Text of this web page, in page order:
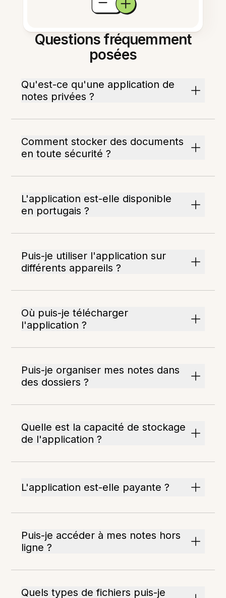
Questions fréquemment
posées
Qu'est-ce qu'une application de
notes privées ?
Comment stocker des documents
en toute sécurité ?
L'application est-elle disponible
en portugais ?
Puis-je utiliser l'application sur
différents appareils ?
Où puis-je télécharger
l'application ?
Puis-je organiser mes notes dans
des dossiers ?
Quelle est la capacité de stockage
de l'application ?
L'application est-elle payante ?
Puis-je accéder à mes notes hors
ligne ?
Quels types de fichiers puis-je